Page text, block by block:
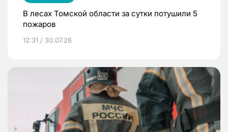
В лесах Томской области за сутки потушили 5
пожаров
12:31 / 30.07.26